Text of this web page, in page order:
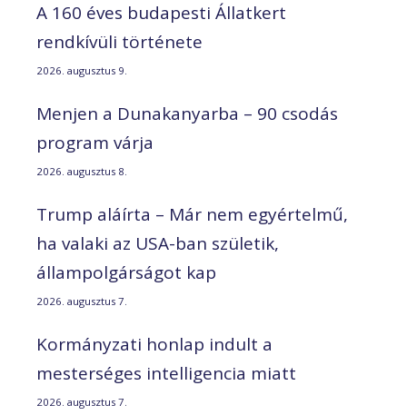
A 160 éves budapesti Állatkert
rendkívüli története
2026. augusztus 9.
Menjen a Dunakanyarba – 90 csodás
program várja
2026. augusztus 8.
Trump aláírta – Már nem egyértelmű,
ha valaki az USA-ban születik,
állampolgárságot kap
2026. augusztus 7.
Kormányzati honlap indult a
mesterséges intelligencia miatt
2026. augusztus 7.